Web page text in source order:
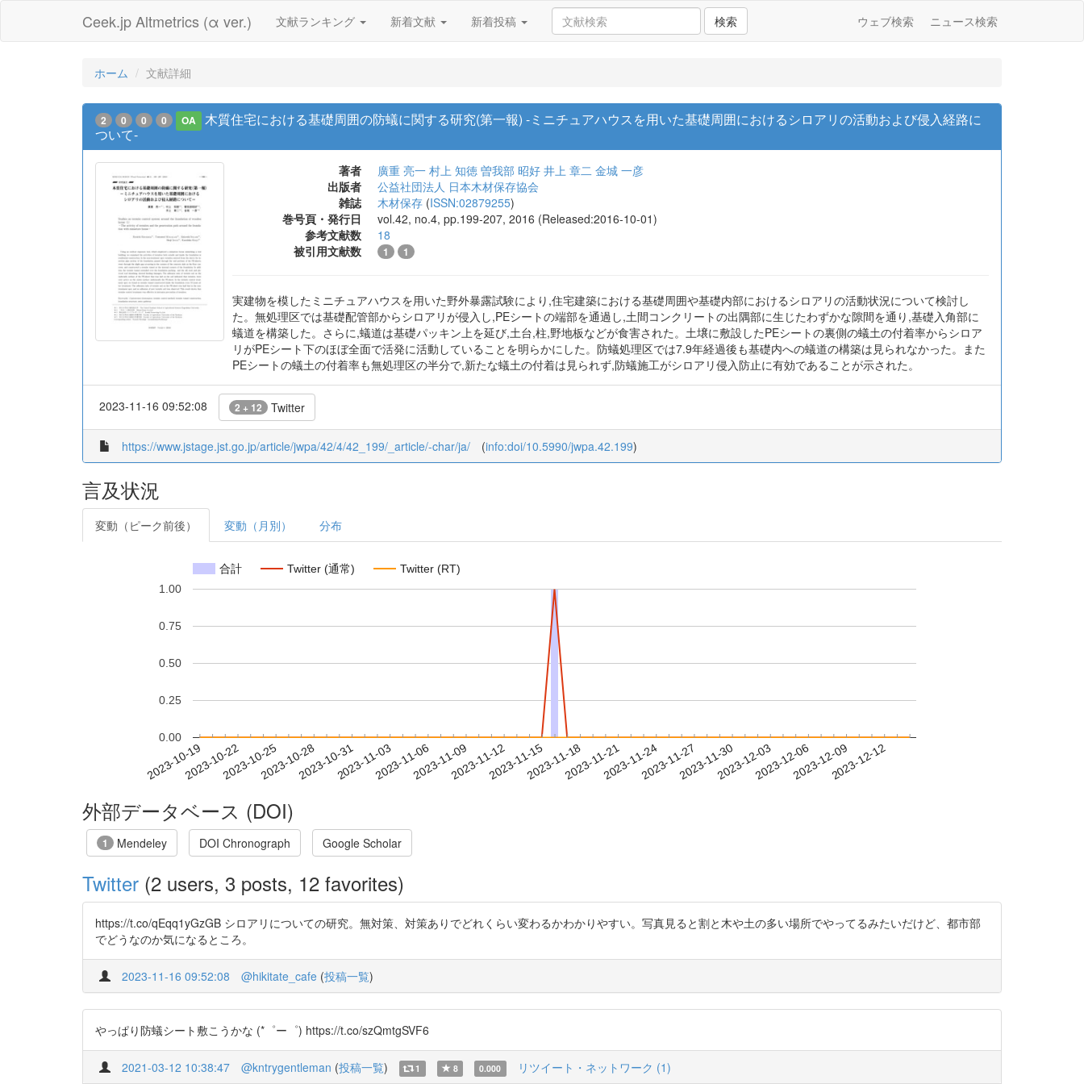
Ceek.jp Altmetrics (α ver.) 文献ランキング 新着文献 新着投稿 検索 ウェブ検索 ニュース検索
ホーム 文献詳細
2 0 0 0 OA
木質住宅における基礎周囲の防蟻に関する研究(第一報) -ミニチュアハウスを用いた基礎周囲におけるシロアリの活動および侵入経路に
ついて-
著者 廣重 亮一 村上 知徳 曽我部 昭好 井上 章二 金城 一彦
出版者
公益社団法人 日本木材保存協会
雑誌
木材保存 (ISSN:02879255)
巻号頁・発行日
vol.42, no.4, pp.199-207, 2016 (Released:2016-10-01)
参考文献数
18
被引用文献数
1 1
実建物を模したミニチュアハウスを用いた野外暴露試験により,住宅建築における基礎周囲や基礎内部におけるシロアリの活動状況について検討し
た。無処理区では基礎配管部からシロアリが侵入し,PEシートの端部を通過し,土間コンクリートの出隅部に生じたわずかな隙間を通り,基礎入角部に
蟻道を構築した。さらに,蟻道は基礎パッキン上を延び,土台,柱,野地板などが食害された。土壌に敷設したPEシートの裏側の蟻土の付着率からシロア
リがPEシート下のほぼ全面で活発に活動していることを明らかにした。防蟻処理区では7.9年経過後も基礎内への蟻道の構築は見られなかった。また
PEシートの蟻土の付着率も無処理区の半分で,新たな蟻土の付着は見られず,防蟻施工がシロアリ侵入防止に有効であることが示された。
2023-11-16 09:52:08 2 + 12 Twitter
https://www.jstage.jst.go.jp/article/jwpa/42/4/42_199/_article/-char/ja/ (info:doi/10.5990/jwpa.42.199)
言及状況
変動（ピーク前後） 変動（月別） 分布
合計 Twitter (通常) Twitter (RT)
2023-10-192023-10-222023-10-252023-10-282023-10-312023-11-032023-11-062023-11-092023-11-122023-11-152023-11-182023-11-212023-11-242023-11-272023-11-302023-12-032023-12-062023-12-092023-12-12
0.00
0.25
0.50
0.75
1.00
外部データベース (DOI)
1 Mendeley DOI Chronograph Google Scholar
Twitter (2 users, 3 posts, 12 favorites)
https://t.co/qEqq1yGzGB シロアリについての研究。無対策、対策ありでどれくらい変わるかわかりやすい。写真見ると割と木や土の多い場所でやってるみたいだけど、都市部
でどうなのか気になるところ。
2023-11-16 09:52:08 @hikitate_cafe (投稿一覧)
やっぱり防蟻シート敷こうかな (*゜ー゜) https://t.co/szQmtgSVF6
2021-03-12 10:38:47 @kntrygentleman (投稿一覧) 1 8 0.000 リツイート・ネットワーク (1)